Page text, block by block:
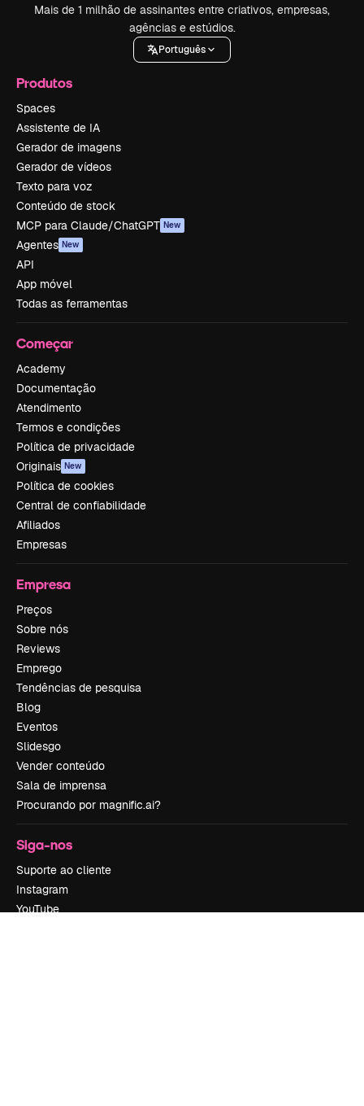
Mais de 1 milhão de assinantes entre criativos, empresas,
agências e estúdios.
Português
Produtos
Spaces
Assistente de IA
Gerador de imagens
Gerador de vídeos
Texto para voz
Conteúdo de stock
MCP para Claude/ChatGPT New
Agentes New
API
App móvel
Todas as ferramentas
Começar
Academy
Documentação
Atendimento
Termos e condições
Política de privacidade
Originais New
Política de cookies
Central de confiabilidade
Afiliados
Empresas
Empresa
Preços
Sobre nós
Reviews
Emprego
Tendências de pesquisa
Blog
Eventos
Slidesgo
Vender conteúdo
Sala de imprensa
Procurando por magnific.ai?
Siga-nos
Suporte ao cliente
Instagram
YouTube